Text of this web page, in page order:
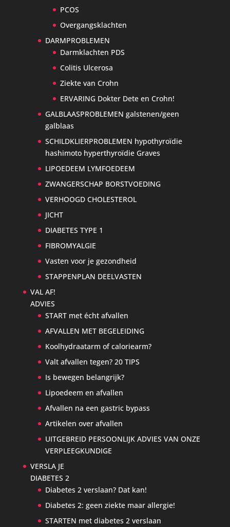
PCOS
Overgangsklachten
DARMPROBLEMEN
Darmklachten PDS
Colitis Ulcerosa
Ziekte van Crohn
ERVARING Dokter Dete en Crohn!
GALBLAASPROBLEMEN galstenen/geen
galblaas
SCHILDKLIERPROBLEMEN hypothyroïdie
hashimoto hyperthyroïdie Graves
LIPOEDEEM LYMFOEDEEM
ZWANGERSCHAP BORSTVOEDING
VERHOOGD CHOLESTEROL
JICHT
DIABETES TYPE 1
FIBROMYALGIE
Vasten voor je gezondheid
STAPPENPLAN DEELVASTEN
VAL AF!
ADVIES
START met écht afvallen
AFVALLEN MET BEGELEIDING
Koolhydraatarm of caloriearm?
Valt afvallen tegen? 20 TIPS
Is bewegen belangrijk?
Lipoedeem en afvallen
Afvallen na een gastric bypass
Artikelen over afvallen
UITGEBREID PERSOONLIJK ADVIES VAN ONZE
VERPLEEGKUNDIGE
VERSLA JE
DIABETES 2
Diabetes 2 verslaan? Dat kan!
Diabetes 2: geen ziekte maar allergie!
STARTEN met diabetes 2 verslaan